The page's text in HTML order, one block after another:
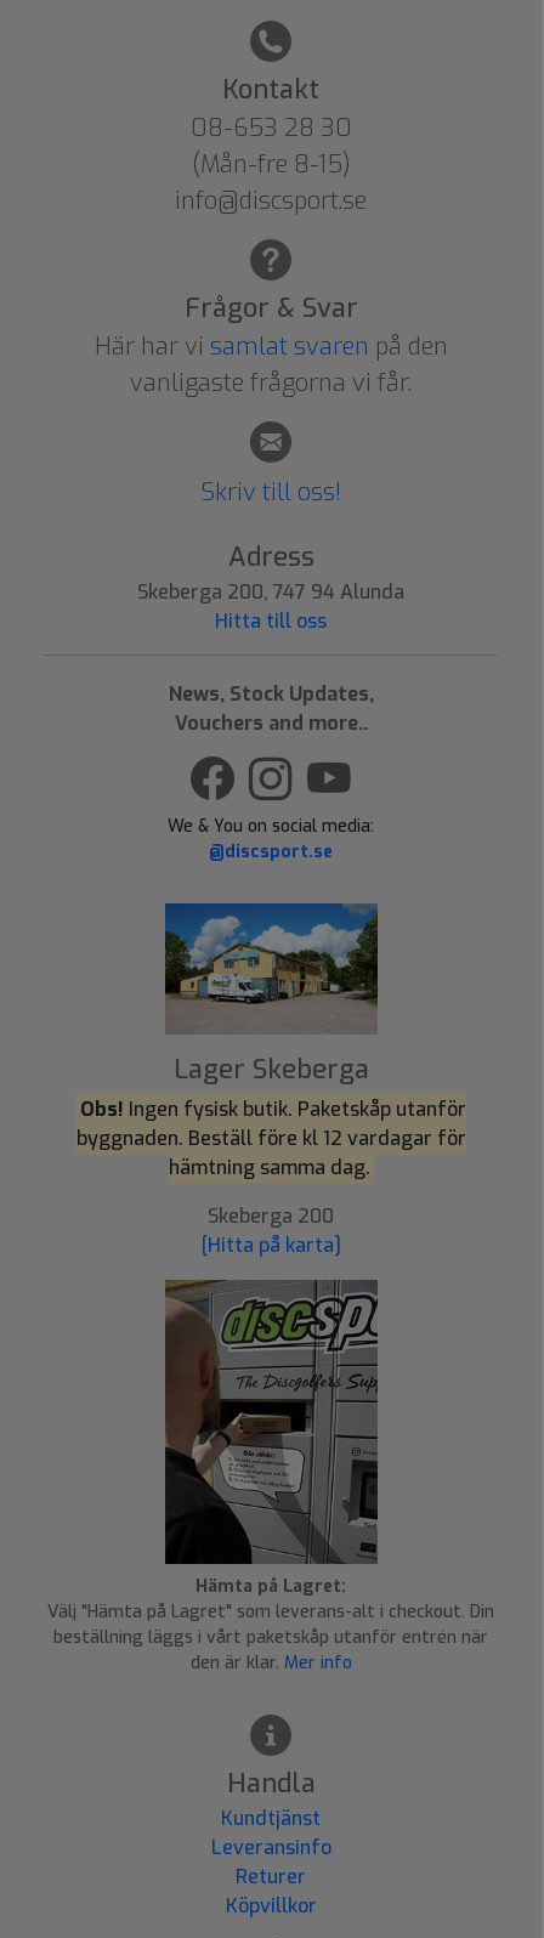
Kontakt
08-653 28 30
(Mån-fre 8-15)
info@discsport.se
Frågor & Svar
Här har vi samlat svaren på den
vanligaste frågorna vi får.
Skriv till oss!
Adress
Skeberga 200, 747 94 Alunda
Hitta till oss
News, Stock Updates,
Vouchers and more..
We & You on social media:
@discsport.se
Lager Skeberga
Obs! Ingen fysisk butik. Paketskåp utanför
byggnaden. Beställ före kl 12 vardagar för
hämtning samma dag.
Skeberga 200
[Hitta på karta]
Hämta på Lagret:
Välj "Hämta på Lagret" som leverans-alt i checkout. Din
beställning läggs i vårt paketskåp utanför entrén när
den är klar. Mer info
Handla
Kundtjänst
Leveransinfo
Returer
Köpvillkor